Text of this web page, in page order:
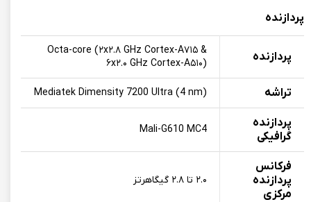
پردازنده
پردازنده‌
Octa-core (۲x۲.۸ GHz Cortex-A۷۱۵ &
۶x۲.۰ GHz Cortex-A۵۱۰)
تراشه Mediatek Dimensity 7200 Ultra (4 nm)
پردازنده‌
گرافیکی
Mali-G610 MC4
فرکانس
پردازنده‌
مرکزی
۲.۰ تا ۲.۸ گیگاهرتز